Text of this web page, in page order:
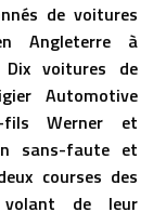
de voitures
Angleterre à
Dix voitures de
Automotive
fils Werner et
sans-faute et
courses des
volant de leur